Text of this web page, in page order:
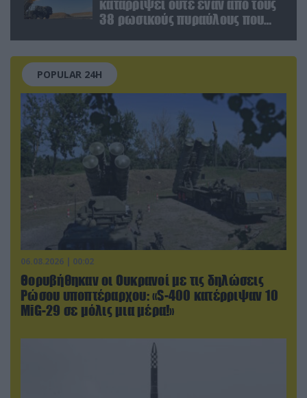
καταρρίψει ούτε έναν από τους
38 ρωσικούς πυραύλους που
POPULAR 24H
06.08.2026 | 00:02
Θορυβήθηκαν οι Ουκρανοί με τις δηλώσεις
Ρώσου υποπτέραρχου: «S-400 κατέρριψαν 10
MiG-29 σε μόλις μια μέρα!»